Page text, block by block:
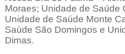
Moraes; Unidade de Saúde
Unidade de Saúde Monte
Saúde São Domingos e
Dimas.